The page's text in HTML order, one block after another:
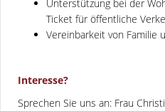
Unterstützung bei der
Ticket für öffentliche
Vereinbarkeit von Familie
Interesse?
Sprechen Sie uns an: Frau